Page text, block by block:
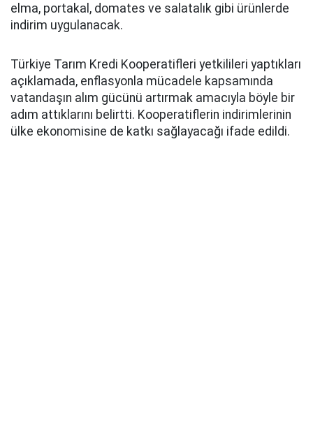
elma, portakal, domates ve salatalık gibi ürünlerde
indirim uygulanacak.
Türkiye Tarım Kredi Kooperatifleri yetkilileri yaptıkları
açıklamada, enflasyonla mücadele kapsamında
vatandaşın alım gücünü artırmak amacıyla böyle bir
adım attıklarını belirtti. Kooperatiflerin indirimlerinin
ülke ekonomisine de katkı sağlayacağı ifade edildi.